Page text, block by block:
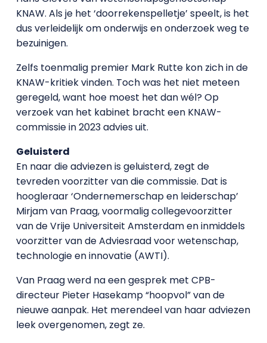
KNAW. Als je het ‘doorrekenspelletje’ speelt, is het
dus verleidelijk om onderwijs en onderzoek weg te
bezuinigen.
Zelfs toenmalig premier Mark Rutte kon zich in de
KNAW-kritiek vinden. Toch was het niet meteen
geregeld, want hoe moest het dan wél? Op
verzoek van het kabinet bracht een KNAW-
commissie in 2023 advies uit.
Geluisterd
En naar die adviezen is geluisterd, zegt de
tevreden voorzitter van die commissie. Dat is
hoogleraar ‘Ondernemerschap en leiderschap’
Mirjam van Praag, voormalig collegevoorzitter
van de Vrije Universiteit Amsterdam en inmiddels
voorzitter van de Adviesraad voor wetenschap,
technologie en innovatie (AWTI).
Van Praag werd na een gesprek met CPB-
directeur Pieter Hasekamp “hoopvol” van de
nieuwe aanpak. Het merendeel van haar adviezen
leek overgenomen, zegt ze.